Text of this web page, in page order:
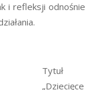
i refleksji odnośnie
Tytuł
„Dziecięce